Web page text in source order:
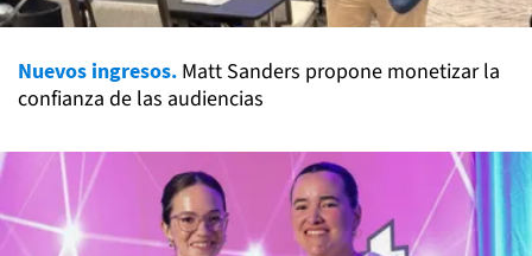
Nuevos ingresos. Matt Sanders propone monetizar la
confianza de las audiencias